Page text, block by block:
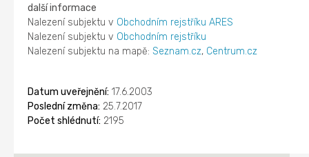
další informace
Nalezení subjektu v Obchodním rejstříku ARES
Nalezení subjektu v Obchodním rejstříku
Nalezení subjektu na mapě: Seznam.cz, Centrum.cz
Datum uveřejnění: 17.6.2003
Poslední změna: 25.7.2017
Počet shlédnutí: 2195